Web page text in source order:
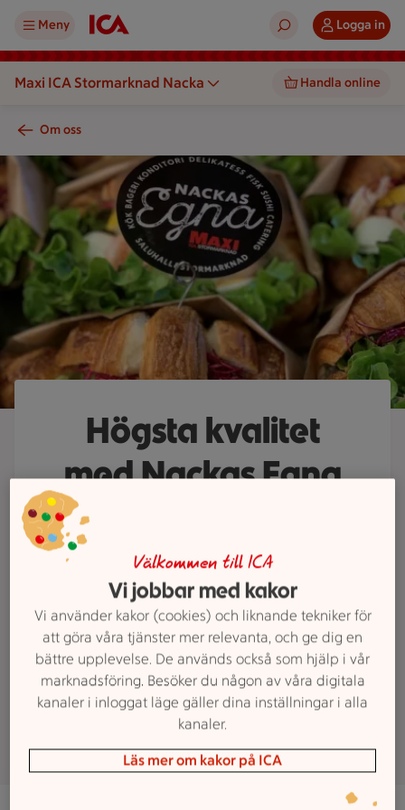
Meny Logga in
Maxi ICA Stormarknad Nacka Handla online
Om oss
En bild visar flera smörgåsar med grönsaker och en etikett
Högsta kvalitet
med Nackas Egna
På Maxi ICA Stormarknad Nacka
har vi en märkning som garanterar
ett sortiment med hög kvalitet och
som är gjorda från grunden av vår
kunniga personal. Ett riktigt
hantverk kan vi lova. Produkterna
har fått märkningen Nackas Egna.
Håll utkik efter stämpeln i butiken.
Välkommen till ICA
Vi jobbar med kakor
Vi använder kakor (cookies) och liknande tekniker för
att göra våra tjänster mer relevanta, och ge dig en
bättre upplevelse. De används också som hjälp i vår
marknadsföring. Besöker du någon av våra digitala
kanaler i inloggat läge gäller dina inställningar i alla
kanaler.
Läs mer om kakor på ICA